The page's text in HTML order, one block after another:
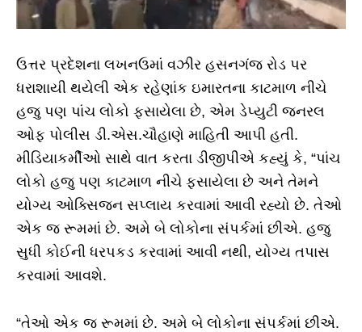
ઉત્તર પ્રદેશના લખનઉમાં વઝીર હસનગંજ રોડ પર
ધરાશાયી થયેલી એક રહેણાંક ઇમારતના કાટમાળ નીચે
હજુ પણ પાંચ લોકો ફસાયેલા છે, એમ ડેપ્યુટી જનરલ
ઓફ પોલીસ ડી.એસ.ચૌહાણે માહિતી આપી હતી.
મીડિયાકર્મીઓ સાથે વાત કરતા ડીજીપીએ કહ્યું કે, “પાંચ
લોકો હજુ પણ કાટમાળ નીચે ફસાયેલા છે અને તેમને
યોગ્ય ઓક્સિજન સપ્લાય કરવામાં આવી રહ્યો છે. તેઓ
એક જ રૂમમાં છે. અમે બે લોકોના સંપર્કમાં છીએ. હજુ
સુધી કોઈની ધરપકડ કરવામાં આવી નથી, યોગ્ય તપાસ
કરવામાં આવશે.
“તેઓ એક જ રૂમમાં છે. અમે બે લોકોના સંપર્કમાં છીએ.